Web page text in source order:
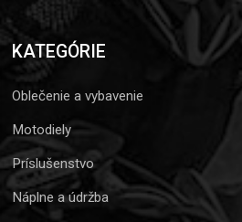
KATEGÓRIE
Oblečenie a vybavenie
Motodiely
Príslušenstvo
Náplne a údržba